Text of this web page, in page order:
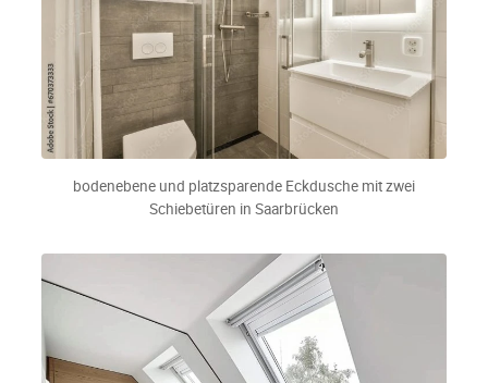
bodenebene und platzsparende Eckdusche mit zwei
Schiebetüren in Saarbrücken